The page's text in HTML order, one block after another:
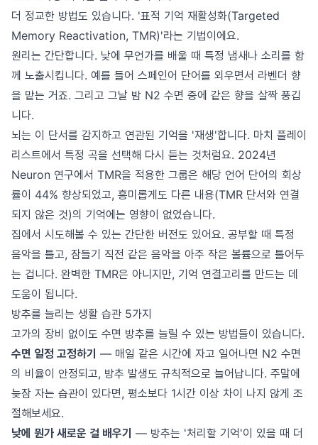
더 정교한 방법도 있습니다. '표적 기억 재활성화(Targeted
Memory Reactivation, TMR)'라는 기법이에요.
원리는 간단합니다. 낮에 무언가를 배울 때 특정 냄새나 소리를 함
께 노출시킵니다. 예를 들어 스페인어 단어를 외우면서 라벤더 향
을 맡는 거죠. 그리고 그날 밤 N2 수면 중에 같은 향을 살짝 풍깁
니다.
뇌는 이 단서를 감지하고 연관된 기억을 '재생'합니다. 마치 플레이
리스트에서 특정 곡을 선택해 다시 듣는 것처럼요. 2024년
Neuron 연구에서 TMR을 적용한 그룹은 해당 언어 단어의 회상
률이 44% 향상되었고, 흥미롭게도 다른 내용(TMR 단서와 연결
되지 않은 것)의 기억에는 영향이 없었습니다.
집에서 시도해볼 수 있는 간단한 버전도 있어요. 공부할 때 특정
음악을 틀고, 잠들기 직전 같은 음악을 아주 작은 볼륨으로 틀어두
는 겁니다. 완벽한 TMR은 아니지만, 기억 연결고리를 만드는 데
도움이 됩니다.
방추를 늘리는 생활 습관 5가지
고가의 장비 없이도 수면 방추를 늘릴 수 있는 방법들이 있습니다.
수면 일정 고정하기 — 매일 같은 시간에 자고 일어나면 N2 수면
의 비율이 안정되고, 방추 발생도 규칙적으로 늘어납니다. 주말에
늦잠 자는 습관이 있다면, 평소보다 1시간 이상 차이 나지 않게 조
절해보세요.
낮에 뭔가 새로운 걸 배우기 — 방추는 '처리할 기억'이 있을 때 더